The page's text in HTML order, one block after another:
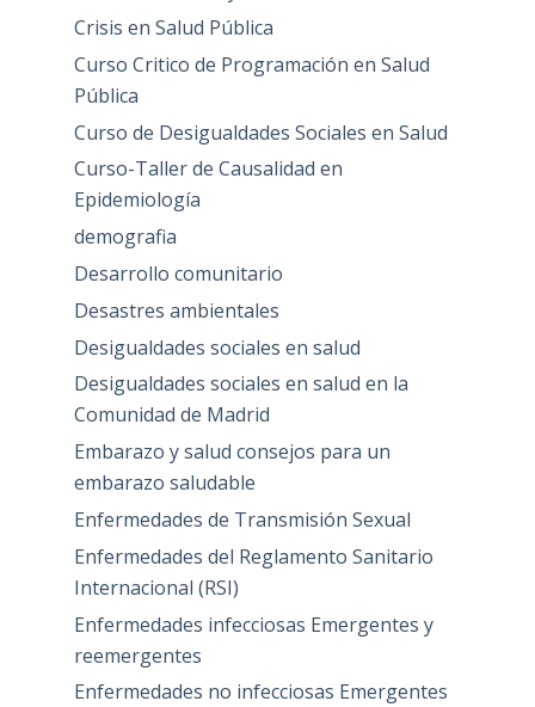
Crisis en Salud Pública
Curso Critico de Programación en Salud
Pública
Curso de Desigualdades Sociales en Salud
Curso-Taller de Causalidad en
Epidemiología
demografia
Desarrollo comunitario
Desastres ambientales
Desigualdades sociales en salud
Desigualdades sociales en salud en la
Comunidad de Madrid
Embarazo y salud consejos para un
embarazo saludable
Enfermedades de Transmisión Sexual
Enfermedades del Reglamento Sanitario
Internacional (RSI)
Enfermedades infecciosas Emergentes y
reemergentes
Enfermedades no infecciosas Emergentes